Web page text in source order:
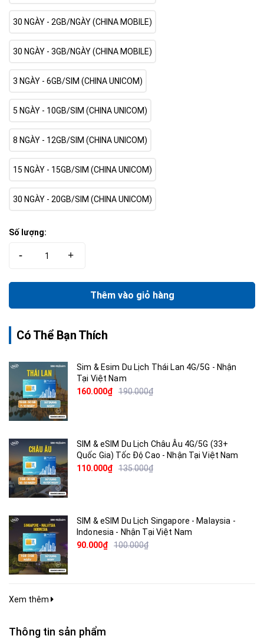
30 NGÀY - 2GB/NGÀY (CHINA MOBILE)
30 NGÀY - 3GB/NGÀY (CHINA MOBILE)
3 NGÀY - 6GB/SIM (CHINA UNICOM)
5 NGÀY - 10GB/SIM (CHINA UNICOM)
8 NGÀY - 12GB/SIM (CHINA UNICOM)
15 NGÀY - 15GB/SIM (CHINA UNICOM)
30 NGÀY - 20GB/SIM (CHINA UNICOM)
Số lượng:
- +
Thêm vào giỏ hàng
Có Thể Bạn Thích
Sim & Esim Du Lịch Thái Lan 4G/5G - Nhận
Tại Việt Nam
160.000₫ 190.000₫
SIM & eSIM Du Lịch Châu Âu 4G/5G (33+
Quốc Gia) Tốc Độ Cao - Nhận Tại Việt Nam
110.000₫ 135.000₫
SIM & eSIM Du Lịch Singapore - Malaysia -
Indonesia - Nhận Tại Việt Nam
90.000₫ 100.000₫
Xem thêm
Thông tin sản phẩm